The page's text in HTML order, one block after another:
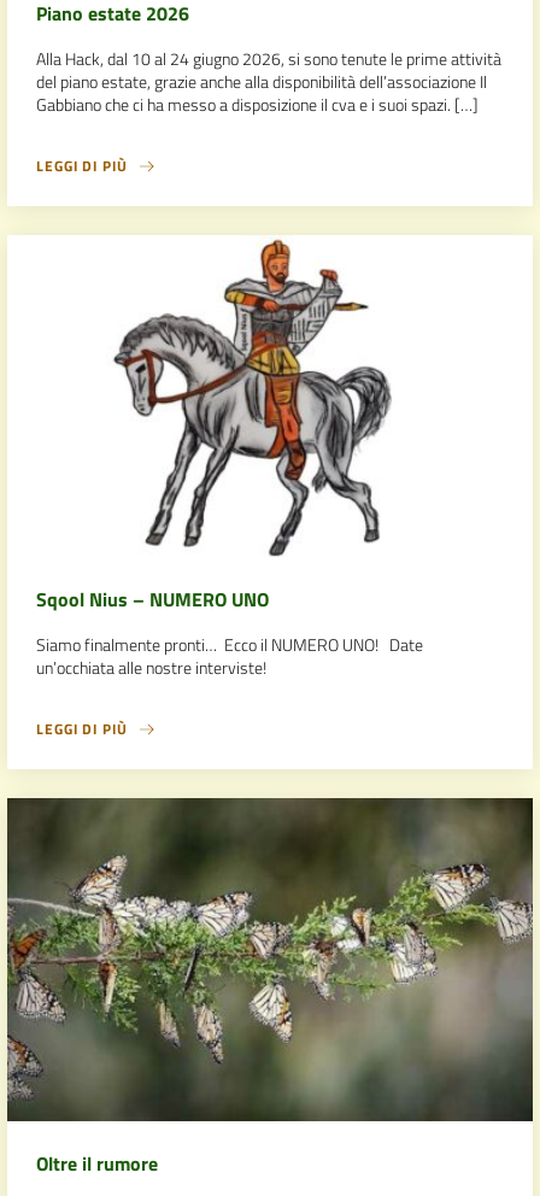
Piano estate 2026
Alla Hack, dal 10 al 24 giugno 2026, si sono tenute le prime attività
del piano estate, grazie anche alla disponibilità dell’associazione Il
Gabbiano che ci ha messo a disposizione il cva e i suoi spazi. […]
LEGGI DI PIÙ
Sqool Nius – NUMERO UNO
Siamo finalmente pronti… Ecco il NUMERO UNO! Date
un’occhiata alle nostre interviste!
LEGGI DI PIÙ
Oltre il rumore